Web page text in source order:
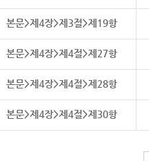
본문>제4장>제3절>제19항
본문>제4장>제4절>제27항
본문>제4장>제4절>제28항
본문>제4장>제4절>제30항